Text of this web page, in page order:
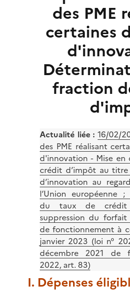
des PME
certaines
fraction
Actualité liée : 16/02/
des PME réalisant
d'innovation - Mise en
crédit d’impôt au titre
d’innovation au
l’Union européenne ;
du taux de crédit
suppression du forfait
de fonctionnement à
janvier 2023 (loi n°
décembre 2021 de
2022, art. 83)
I. Dépenses